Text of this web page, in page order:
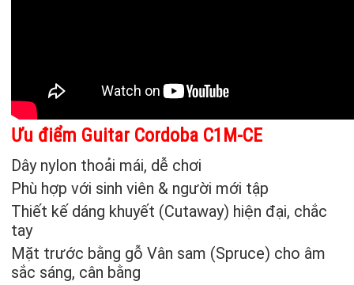
Ưu điểm Guitar Cordoba C1M-CE
Dây nylon thoải mái, dễ chơi
Phù hợp với sinh viên & người mới tập
Thiết kế dáng khuyết (Cutaway) hiện đại, chắc
tay
Mặt trước bằng gỗ Vân sam (Spruce) cho âm
sắc sáng, cân bằng